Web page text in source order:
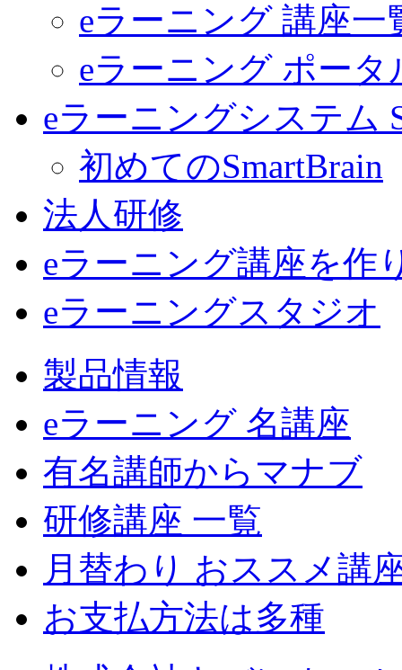
eラーニング 講座一
eラーニング ポータ
eラーニングシステム
初めてのSmartBrain
法人研修
eラーニング講座を作
eラーニングスタジオ
製品情報
eラーニング 名講座
有名講師からマナブ
研修講座 一覧
月替わり おススメ講
お支払方法は多種